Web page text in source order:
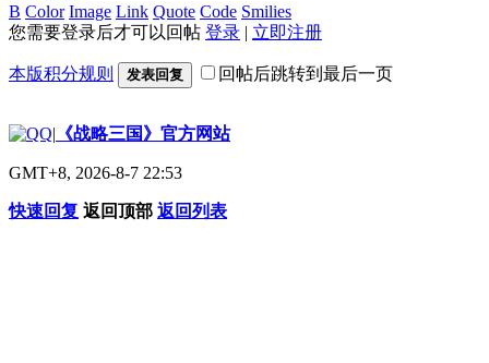
B Color Image Link Quote Code Smilies
您需要登录后才可以回帖 登录 | 立即注册
本版积分规则 发表回复 回帖后跳转到最后一页
| 《战略三国》官方网站
GMT+8, 2026-8-7 22:53
快速回复 返回顶部 返回列表